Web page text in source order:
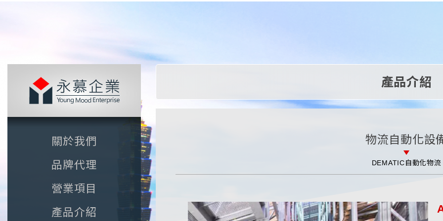
關於我們
品牌代理
營業項目
產品介紹
產品介紹
物流自動化設
DEMATIC自動化物流